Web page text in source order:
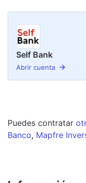
Self Bank
Abrir cuenta
Puedes contratar
Banco, Mapfre